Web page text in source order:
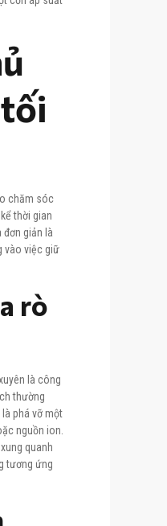
chăm sóc
thời gian
giản là
vào việc giữ
rò
là công
thường
phá vỡ một
nguồn ion.
quanh
tương ứng